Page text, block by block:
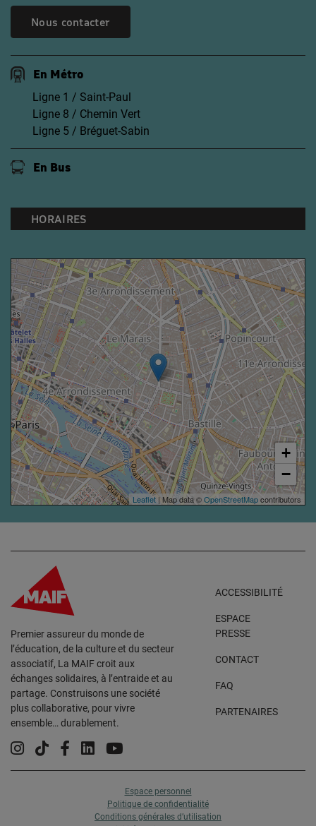
Nous contacter
En Métro
Ligne 1 / Saint-Paul
Ligne 8 / Chemin Vert
Ligne 5 / Bréguet-Sabin
En Bus
HORAIRES
+
−
Leaflet | Map data ©OpenStreetMapcontributors
Premier assureur du monde de
l’éducation, de la culture et du secteur
associatif, La MAIF croit aux
échanges solidaires, à l’entraide et au
partage. Construisons une société
plus collaborative, pour vivre
ensemble… durablement.
ACCESSIBILITÉ
ESPACE
PRESSE
CONTACT
FAQ
PARTENAIRES
Instagram
TiktokFacebook
LinkedinYouTube
Espace personnel
Politique de confidentialité
Conditions générales d’utilisation